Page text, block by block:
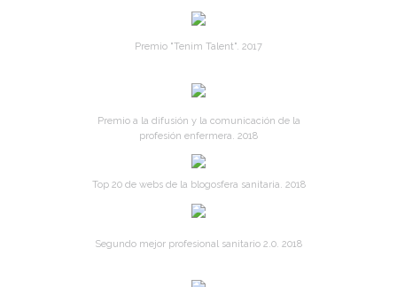
Premio "Tenim Talent". 2017
Premio a la difusión y la comunicación de la
profesión enfermera. 2018
Top 20 de webs de la blogosfera sanitaria. 2018
Segundo mejor profesional sanitario 2.0. 2018